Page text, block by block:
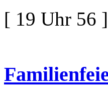
[ 19 Uhr 56